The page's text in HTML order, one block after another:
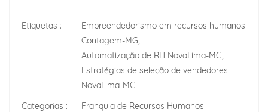
Etiquetas :
Empreendedorismo em recursos humanos
Contagem-MG,
Automatização de RH NovaLima-MG,
Estratégias de seleção de vendedores
NovaLima-MG
Categorias :
Franquia de Recursos Humanos